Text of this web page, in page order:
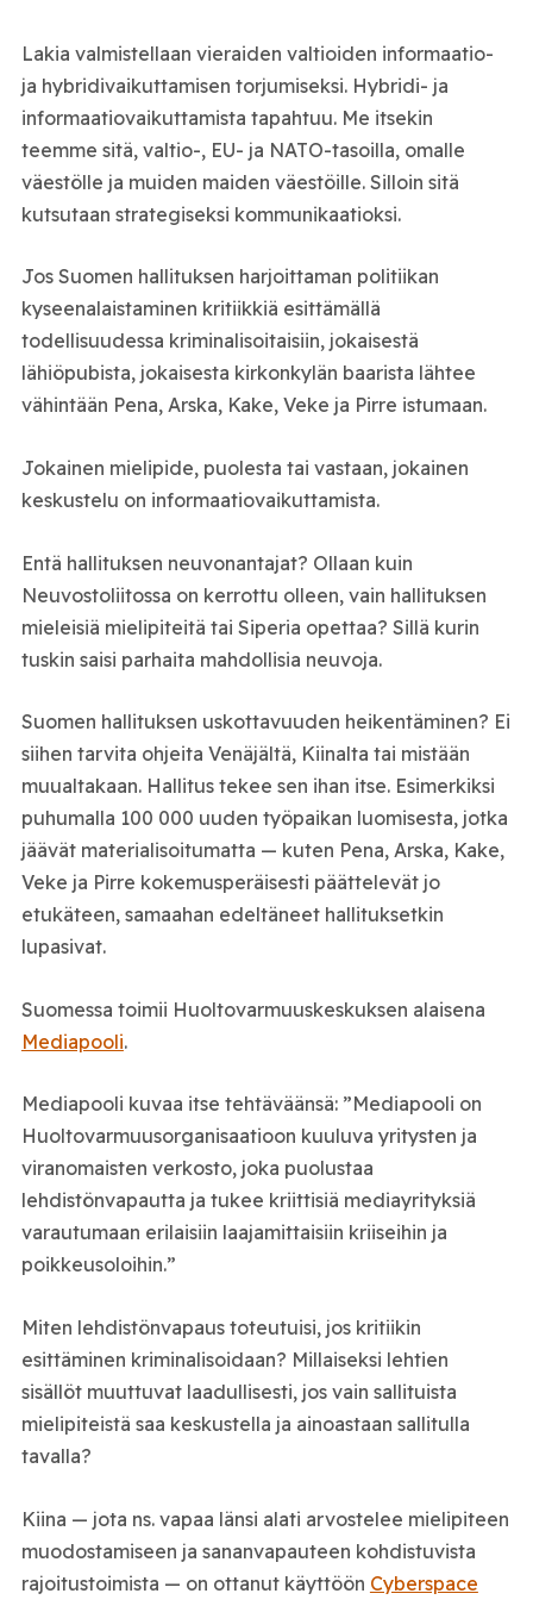
Lakia valmistellaan vieraiden valtioiden informaatio-
ja hybridivaikuttamisen torjumiseksi. Hybridi- ja
informaatiovaikuttamista tapahtuu. Me itsekin
teemme sitä, valtio-, EU- ja NATO-tasoilla, omalle
väestölle ja muiden maiden väestöille. Silloin sitä
kutsutaan strategiseksi kommunikaatioksi.
Jos Suomen hallituksen harjoittaman politiikan
kyseenalaistaminen kritiikkiä esittämällä
todellisuudessa kriminalisoitaisiin, jokaisestä
lähiöpubista, jokaisesta kirkonkylän baarista lähtee
vähintään Pena, Arska, Kake, Veke ja Pirre istumaan.
Jokainen mielipide, puolesta tai vastaan, jokainen
keskustelu on informaatiovaikuttamista.
Entä hallituksen neuvonantajat? Ollaan kuin
Neuvostoliitossa on kerrottu olleen, vain hallituksen
mieleisiä mielipiteitä tai Siperia opettaa? Sillä kurin
tuskin saisi parhaita mahdollisia neuvoja.
Suomen hallituksen uskottavuuden heikentäminen? Ei
siihen tarvita ohjeita Venäjältä, Kiinalta tai mistään
muualtakaan. Hallitus tekee sen ihan itse. Esimerkiksi
puhumalla 100 000 uuden työpaikan luomisesta, jotka
jäävät materialisoitumatta — kuten Pena, Arska, Kake,
Veke ja Pirre kokemusperäisesti päättelevät jo
etukäteen, samaahan edeltäneet hallituksetkin
lupasivat.
Suomessa toimii Huoltovarmuuskeskuksen alaisena
Mediapooli.
Mediapooli kuvaa itse tehtäväänsä: ”Mediapooli on
Huoltovarmuusorganisaatioon kuuluva yritysten ja
viranomaisten verkosto, joka puolustaa
lehdistönvapautta ja tukee kriittisiä mediayrityksiä
varautumaan erilaisiin laajamittaisiin kriiseihin ja
poikkeusoloihin.”
Miten lehdistönvapaus toteutuisi, jos kritiikin
esittäminen kriminalisoidaan? Millaiseksi lehtien
sisällöt muuttuvat laadullisesti, jos vain sallituista
mielipiteistä saa keskustella ja ainoastaan sallitulla
tavalla?
Kiina — jota ns. vapaa länsi alati arvostelee mielipiteen
muodostamiseen ja sananvapauteen kohdistuvista
rajoitustoimista — on ottanut käyttöön Cyberspace